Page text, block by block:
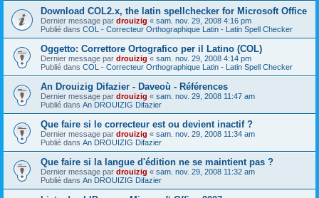
Download COL2.x, the latin spellchecker for Microsoft Office
Dernier message par drouizig « sam. nov. 29, 2008 4:16 pm
Publié dans COL - Correcteur Orthographique Latin - Latin Spell Checker
Oggetto: Correttore Ortografico per il Latino (COL)
Dernier message par drouizig « sam. nov. 29, 2008 4:14 pm
Publié dans COL - Correcteur Orthographique Latin - Latin Spell Checker
An Drouizig Difazier - Daveoù - Références
Dernier message par drouizig « sam. nov. 29, 2008 11:47 am
Publié dans An DROUIZIG Difazier
Que faire si le correcteur est ou devient inactif ?
Dernier message par drouizig « sam. nov. 29, 2008 11:34 am
Publié dans An DROUIZIG Difazier
Que faire si la langue d'édition ne se maintient pas ?
Dernier message par drouizig « sam. nov. 29, 2008 11:32 am
Publié dans An DROUIZIG Difazier